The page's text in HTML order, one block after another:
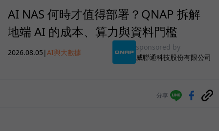
AI NAS 何時才值得部署？QNAP 拆解
地端 AI 的成本、算力與資料門檻
2026.08.05 |AI與大數據
sponsored by
威聯通科技股份有限公司
分享